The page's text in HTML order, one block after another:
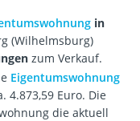
in
(Wilhelmsburg)
zum Verkauf.
Eigentumswohnung
4.873,59 Euro. Die
die aktuell